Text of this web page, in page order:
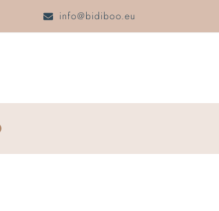
info@bidiboo.eu